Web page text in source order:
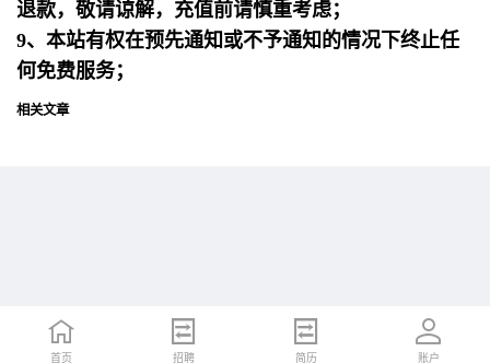
退款，敬请谅解，充值前请慎重考虑；
9、本站有权在预先通知或不予通知的情况下终止任
何免费服务；
相关文章
首页 招聘 简历 账户
首页 招聘 简历 账户